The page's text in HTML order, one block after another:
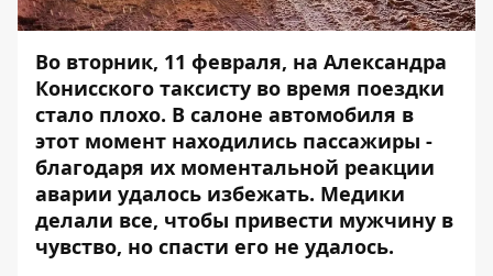
Во вторник, 11 февраля, на Александра
Конисского таксисту во время поездки
стало плохо. В салоне автомобиля в
этот момент находились пассажиры -
благодаря их моментальной реакции
аварии удалось избежать. Медики
делали все, чтобы привести мужчину в
чувство, но спасти его не удалось.